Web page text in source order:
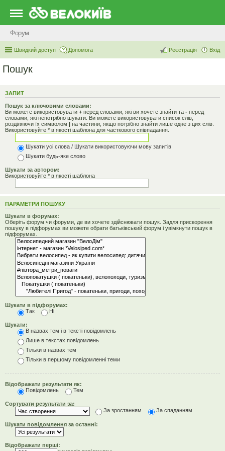
Форум
Швидкий доступ Допомога Вхід
Реєстрація
Пошук
ЗАПИТ
Пошук за ключовими словами:
Ви можете використовувати + перед словами, які ви хочете знайти та - перед
словами, які непотрібно шукати. Ви можете використовувати список слів,
розділяючи їх символом | на частини, якщо потрібно знайти лише одне з цих слів.
Використовуйте * в якості шаблона для часткового співпадання.
Шукати усі слова / Шукати використовуючи мову запитів
Шукати будь-яке слово
Шукати за автором:
Використовуйте * в якості шаблона
ПАРАМЕТРИ ПОШУКУ
Шукати в форумах:
Оберіть форум чи форуми, де ви хочете здійснювати пошук. Задля прискорення
пошуку в підфорумах ви можете обрати батьківський форум і увімкнути пошук в
підфорумах.
Шукати в підфорумах:
Так
Ні
Шукати:
В назвах тем і в тексті повідомлень
Лише в текстах повідомлень
Тільки в назвах тем
Тільки в першому повідомленні теми
Відображати результати як:
Повідомлень
Тем
Сортувати результати за:
За зростанням
За спаданням
Шукати повідомлення за останні:
Відображати перші: